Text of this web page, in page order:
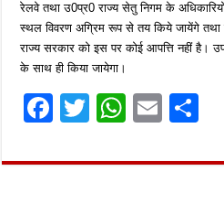
रेलवे तथा उ0प्र0 राज्य सेतु निगम के
स्थल विवरण अग्रिम रूप से तय किये जायेंगे तथा
राज्य सरकार को इस पर कोई आपत्ति नहीं है।
के साथ ही किया जायेगा।
F
ce
T
it
W
at
E
ai